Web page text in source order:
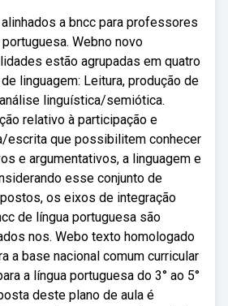
a bncc para professores
Webno novo
estão agrupadas em quatro
linguagem: Leitura, produção de
linguística/semiótica.
relativo à participação e
escrita que possibilitem conhecer
e argumentativos, a linguagem e
esse conjunto de
os eixos de integração
de língua portuguesa são
nos. Webo texto homologado
a base nacional comum curricular
a língua portuguesa do 3° ao 5°
deste plano de aula é